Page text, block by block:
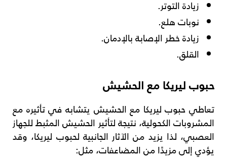
زيادة التوتر.
نوبات هلع.
زيادة خطر الإصابة بالإدمان.
القلق.
حبوب ليريكا مع الحشيش
تعاطي حبوب ليريكا مع الحشيش يتشابه في تأثيره مع
المشروبات الكحولية، نتيجة لتأثير الحشيش المثبط للجهاز
العصبي، لذا يزيد من الآثار الجانبية لحبوب ليريكا، وقد
يؤدي إلى مزيدًا من المضاعفات، مثل: